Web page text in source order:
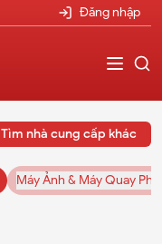
Đăng nhập
Tìm nhà cung cấp khác
Máy Ảnh & Máy Quay